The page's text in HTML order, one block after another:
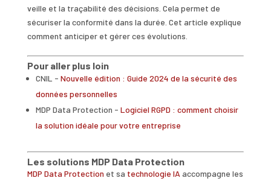
veille et la traçabilité des décisions. Cela permet de
sécuriser la conformité dans la durée. Cet article explique
comment anticiper et gérer ces évolutions.
Pour aller plus loin
CNIL - Nouvelle édition : Guide 2024 de la sécurité des
données personnelles
MDP Data Protection - Logiciel RGPD : comment choisir
la solution idéale pour votre entreprise
Les solutions MDP Data Protection
MDP Data Protection et sa technologie IA accompagne les